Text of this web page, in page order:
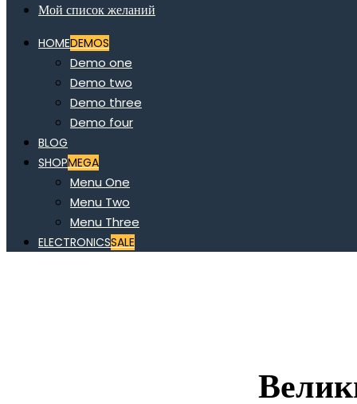
Мой список желаний
HOMEDEMOS
Demo one
Demo two
Demo three
Demo four
BLOG
SHOPMEGA
Menu One
Menu Two
Menu Three
ELECTRONICSSALE